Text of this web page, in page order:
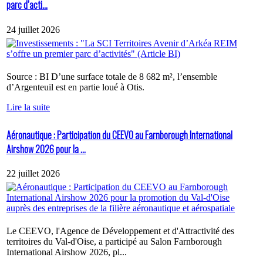
parc d’acti...
24 juillet 2026
Source : BI D’une surface totale de 8 682 m², l’ensemble
d’Argenteuil est en partie loué à Otis.
Lire la suite
Aéronautique : Participation du CEEVO au Farnborough International
Airshow 2026 pour la ...
22 juillet 2026
Le CEEVO, l'Agence de Développement et d'Attractivité des
territoires du Val-d'Oise, a participé au Salon Farnborough
International Airshow 2026, pl...